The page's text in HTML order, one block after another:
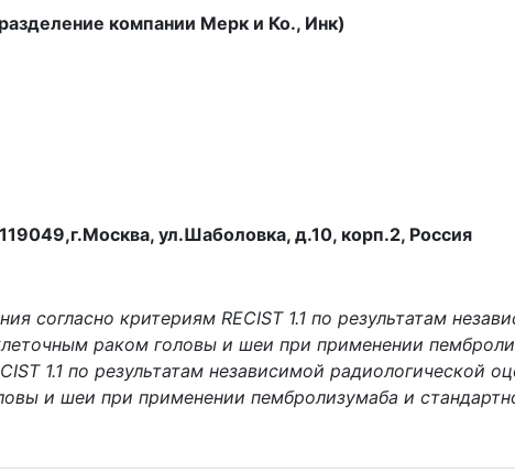
компании Мерк и Ко., Инк)
ул.Шаболовка, д.10, корп.2, Россия
согласно критериям RECIST 1.1 по результатам
раком головы и шеи при применении
1.1 по результатам независимой радиологической
и шеи при применении пембролизумаба и